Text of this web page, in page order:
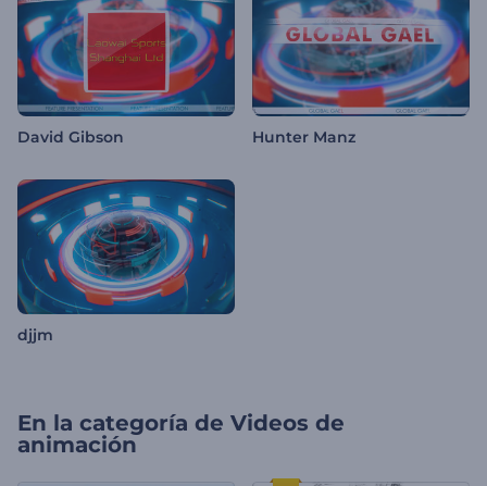
David Gibson Hunter Manz
djjm
En la categoría de Videos de
animación